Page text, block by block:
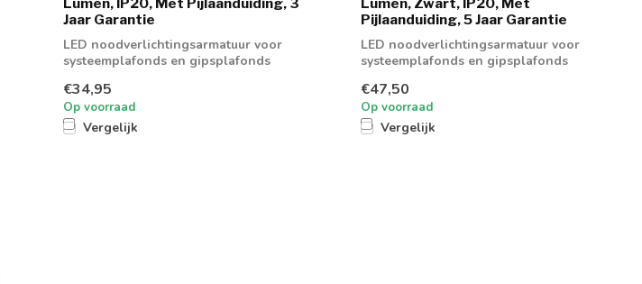
Jaar Garantie
LED noodverlichtingsarmatuur voor
systeemplafonds en gipsplafonds
€34,95
Op voorraad
Vergelijk
Pijlaanduiding, 5 Jaar Garantie
LED noodverlichtingsarmatuur voor
systeemplafonds en gipsplafonds
€47,50
Op voorraad
Vergelijk